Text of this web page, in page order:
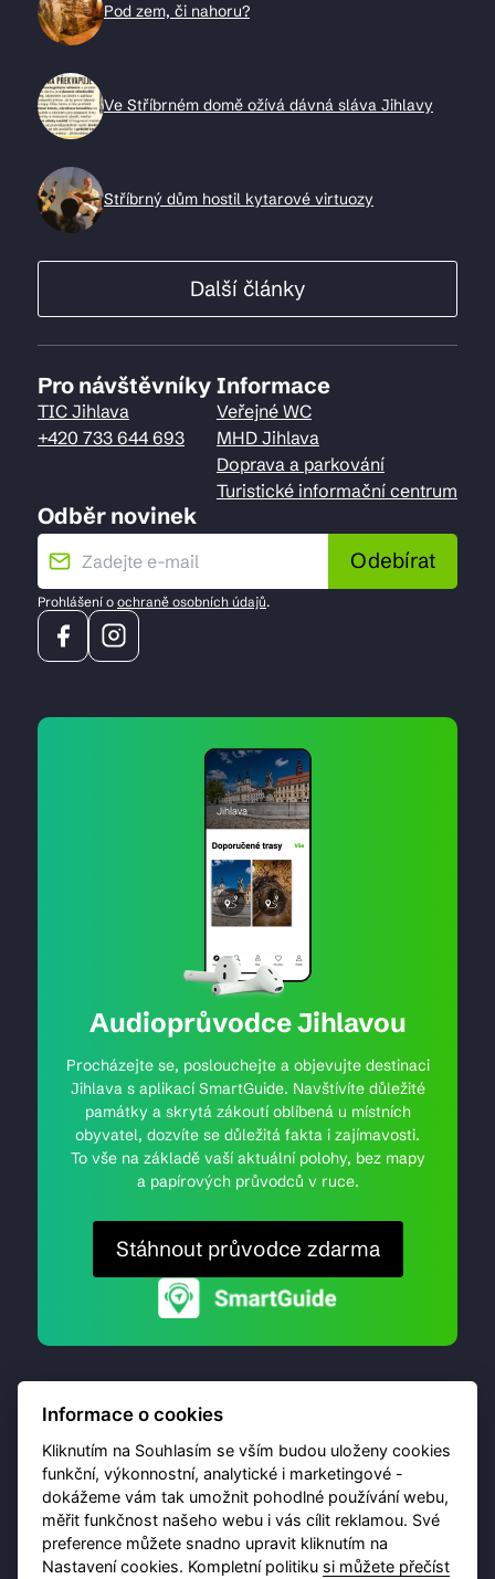
Pod zem, či nahoru?
Ve Stříbrném domě ožívá dávná sláva Jihlavy
Stříbrný dům hostil kytarové virtuozy
Další články
Pro návštěvníky
TIC Jihlava
+420 733 644 693
Informace
Veřejné WC
MHD Jihlava
Doprava a parkování
Turistické informační centrum
Odběr novinek
Odebírat
Prohlášení o ochraně osobních údajů.
Audioprůvodce Jihlavou
Procházejte se, poslouchejte a objevujte destinaci
Jihlava s aplikací SmartGuide. Navštívíte důležité
památky a skrytá zákoutí oblíbená u místních
obyvatel, dozvíte se důležitá fakta i zajímavosti.
To vše na základě vaší aktuální polohy, bez mapy
a papírových průvodců v ruce.
Stáhnout průvodce zdarma
© 2026 Destinační portál provozujeBrána Jihlavy,
příspěvková organizace. Všechna práva vyhrazena.
Informace o cookies
Kliknutím na Souhlasím se vším budou uloženy cookies
funkční, výkonnostní, analytické i marketingové -
dokážeme vám tak umožnit pohodlné používání webu,
měřit funkčnost našeho webu i vás cílit reklamou. Své
preference můžete snadno upravit kliknutím na
Nastavení cookies. Kompletní politiku si můžete přečíst